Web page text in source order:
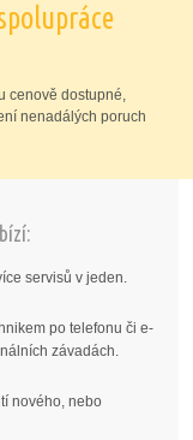
cenově dostupné,
nenadálých poruch
servisů v jeden.
po telefonu či e-
závadách.
nového, nebo